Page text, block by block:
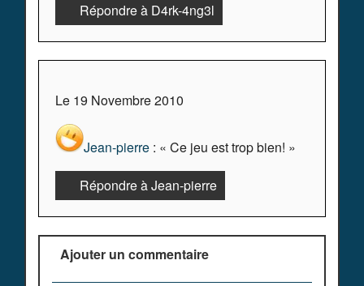
Répondre à D4rk-4ng3l
Le 19 Novembre 2010
Jean-pierre : « Ce jeu est trop bien! »
Répondre à Jean-pierre
Ajouter un commentaire